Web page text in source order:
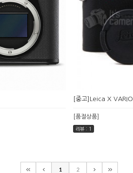
[중고]Leica X VARIO
[품절상품]
리뷰 : 1
1 2